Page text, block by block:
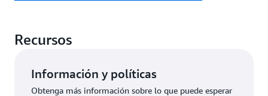
Recursos
Información y políticas
Obtenga más información sobre lo que puede esperar